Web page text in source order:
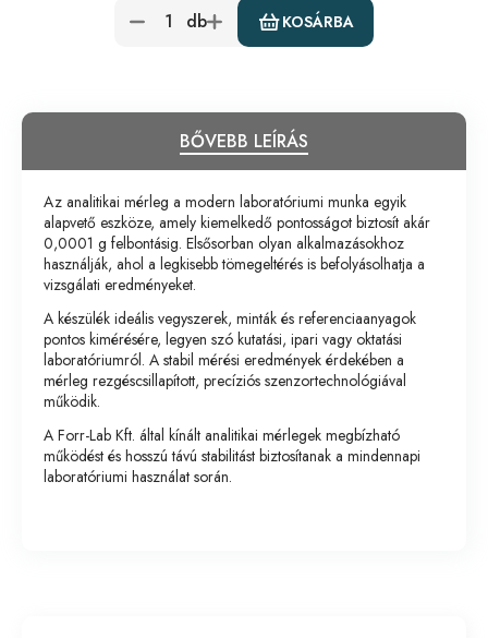
db KOSÁRBA
BŐVEBB LEÍRÁS
Az analitikai mérleg a modern laboratóriumi munka egyik
alapvető eszköze, amely kiemelkedő pontosságot biztosít akár
0,0001 g felbontásig. Elsősorban olyan alkalmazásokhoz
használják, ahol a legkisebb tömegeltérés is befolyásolhatja a
vizsgálati eredményeket.
A készülék ideális vegyszerek, minták és referenciaanyagok
pontos kimérésére, legyen szó kutatási, ipari vagy oktatási
laboratóriumról. A stabil mérési eredmények érdekében a
mérleg rezgéscsillapított, precíziós szenzortechnológiával
működik.
A Forr-Lab Kft. által kínált analitikai mérlegek megbízható
működést és hosszú távú stabilitást biztosítanak a mindennapi
laboratóriumi használat során.